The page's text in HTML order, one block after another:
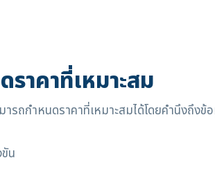
ราคาที่เหมาะสม
รถกำหนดราคาที่เหมาะสมได้โดยคำนึงถึง
น